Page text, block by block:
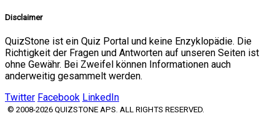
Disclaimer
QuizStone ist ein Quiz Portal und keine Enzyklopädie. Die
Richtigkeit der Fragen und Antworten auf unseren Seiten ist
ohne Gewähr. Bei Zweifel können Informationen auch
anderweitig gesammelt werden.
Twitter Facebook LinkedIn
© 2008-2026 QUIZSTONE APS. ALL RIGHTS RESERVED.